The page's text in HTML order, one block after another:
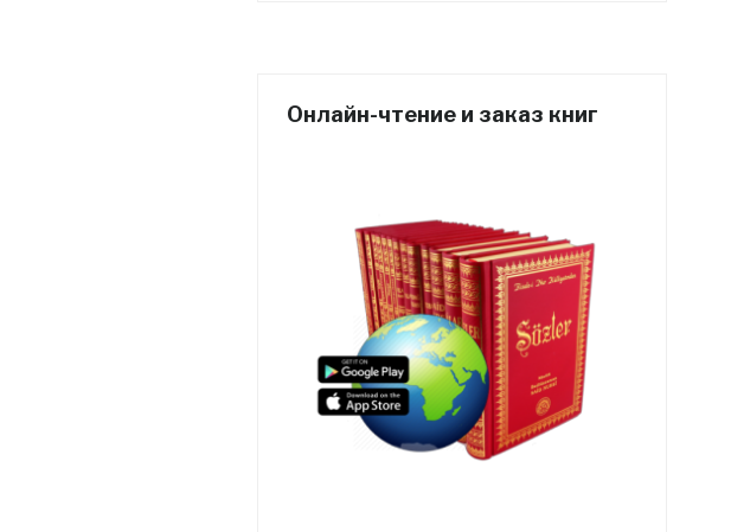
Онлайн-чтение и заказ книг